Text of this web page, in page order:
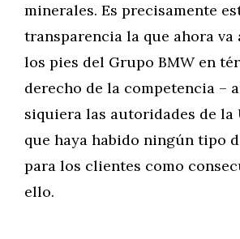
minerales. Es precisamente
transparencia la que ahora va
los pies del Grupo BMW en
derecho de la competencia –
siquiera las autoridades de la
que haya habido ningún tipo
para los clientes como
ello.